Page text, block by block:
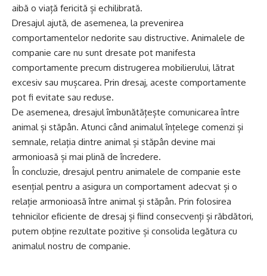
aibă o viață fericită și echilibrată.
Dresajul ajută, de asemenea, la prevenirea
comportamentelor nedorite sau distructive. Animalele de
companie care nu sunt dresate pot manifesta
comportamente precum distrugerea mobilierului, lătrat
excesiv sau mușcarea. Prin dresaj, aceste comportamente
pot fi evitate sau reduse.
De asemenea, dresajul îmbunătățește comunicarea între
animal și stăpân. Atunci când animalul înțelege comenzi și
semnale, relația dintre animal și stăpân devine mai
armonioasă și mai plină de încredere.
În concluzie, dresajul pentru animalele de companie este
esențial pentru a asigura un comportament adecvat și o
relație armonioasă între animal și stăpân. Prin folosirea
tehnicilor eficiente de dresaj și fiind consecvenți și răbdători,
putem obține rezultate pozitive și consolida legătura cu
animalul nostru de companie.